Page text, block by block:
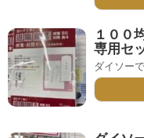
１００
専用セ
ダイソー